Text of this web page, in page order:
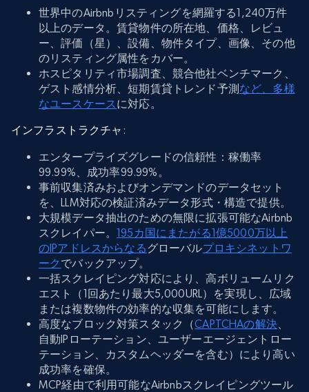
世界中のAirbnbリスティングを網羅する1,240万件
以上のデータ。賃貸物件の所在地、価格、レビュ
ー、評価（星）、設備、物件タイプ、画像、その他
のリスティング属性をカバー。
ホスピタリティ市場調査、競合他社ベンチマーク、
ゲスト感情分析、短期賃貸トレンド予測 など、多様
なユースケースに対応。
インフラストラクチャ :
エンタープライズグレードの信頼性：稼働率
99.99%、成功率99.99%。
事前収集済みおよびオンデマンドのデータセット
を、LLM対応の検証済みデータ形式・構造で提供。
大規模データ抽出のための無限に拡張可能なAirbnb
スクレイパー。195カ国にまたがる1億5000万以上
のIPアドレスからなるグローバルプロキシネットワ
ーク でバックアップ。
一括スクレイピング対応により、高ボリュームリク
エスト（1回あたり最大5,000URL）を実現し、広域
または複数物件の効率的な収集を可能にします。
高度なブロック対策スタック（CAPTCHAの解決、
自動IPローテーション、ユーザーエージェントロー
テーション、カスタムヘッダーを含む）により高い
成功率を確保。
MCP経由で利用可能なAirbnbスクレイピングツール